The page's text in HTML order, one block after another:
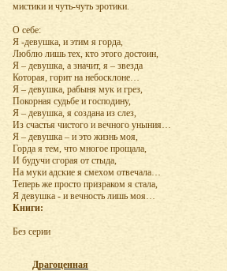
мистики и чуть-чуть эротики.
О себе:
Я -девушка, и этим я горда,
Люблю лишь тех, кто этого достоин,
Я – девушка, а значит, я – звезда
Которая, горит на небосклоне…
Я – девушка, рабыня мук и грез,
Покорная судьбе и господину,
Я – девушка, я создана из слез,
Из счастья чистого и вечного уныния…
Я – девушка – и это жизнь моя,
Горда я тем, что многое прощала,
И будучи сгорая от стыда,
На муки адские я смехом отвечала…
Теперь же просто призраком я стала,
Я девушка - и вечность лишь моя…
Книги:
Без серии
Драгоценная